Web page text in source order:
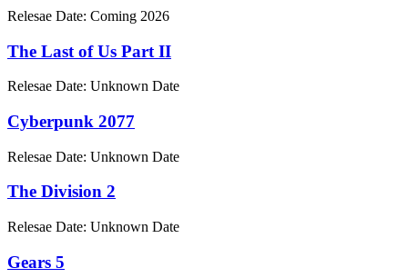
Relesae Date: Coming 2026
The Last of Us Part II
Relesae Date: Unknown Date
Cyberpunk 2077
Relesae Date: Unknown Date
The Division 2
Relesae Date: Unknown Date
Gears 5